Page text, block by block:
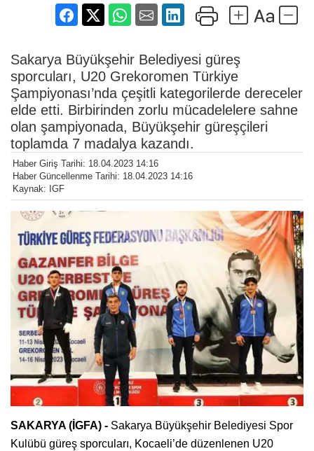
Sakarya Büyükşehir Belediyesi güreş
sporcuları, U20 Grekoromen Türkiye
Şampiyonası’nda çeşitli kategorilerde dereceler
elde etti. Birbirinden zorlu mücadelelere sahne
olan şampiyonada, Büyükşehir güreşçileri
toplamda 7 madalya kazandı.
Haber Giriş Tarihi: 18.04.2023 14:16
Haber Güncellenme Tarihi: 18.04.2023 14:16
Kaynak: IGF
SAKARYA (İGFA) - Sakarya Büyükşehir Belediyesi Spor
Kulübü güreş sporcuları, Kocaeli’de düzenlenen U20